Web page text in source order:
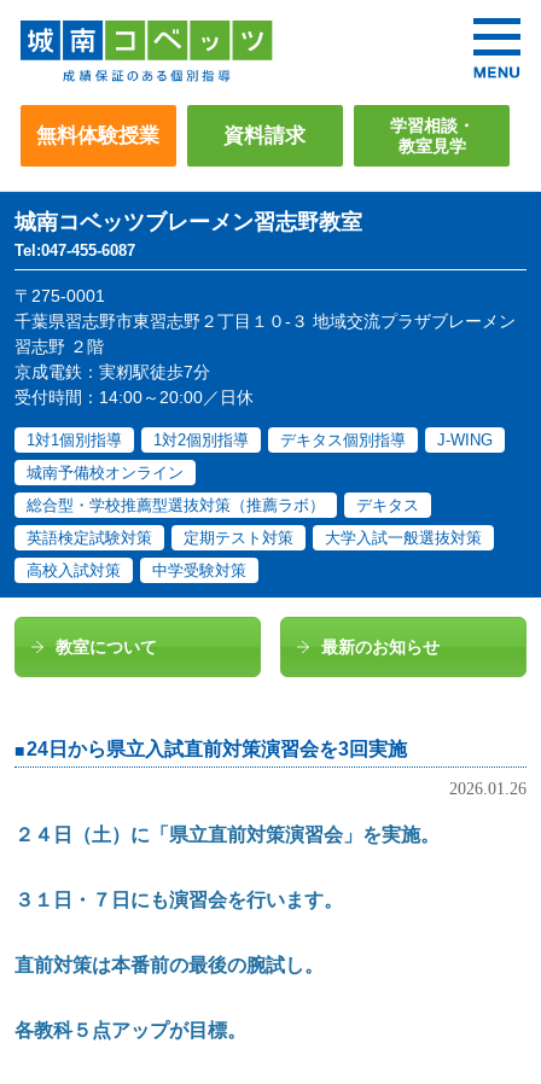
無料体験授業 資料請求
学習相談・
教室見学
城南コベッツブレーメン習志野教室
Tel:047-455-6087
〒275-0001
千葉県習志野市東習志野２丁目１０-３ 地域交流プラザブレーメン
習志野 ２階
京成電鉄：実籾駅徒歩7分
受付時間：14:00～20:00／日休
1対1個別指導 1対2個別指導 デキタス個別指導
J-WING
城南予備校オンライン
総合型・学校推薦型選抜対策（推薦ラボ）
デキタス
英語検定試験対策
定期テスト対策
大学入試一般選抜対策
高校入試対策
中学受験対策
教室について 最新のお知らせ
24日から県立入試直前対策演習会を3回実施
2026.01.26
２４日（土）に「県立直前対策演習会」を実施。
３１日・７日にも演習会を行います。
直前対策は本番前の最後の腕試し。
各教科５点アップが目標。